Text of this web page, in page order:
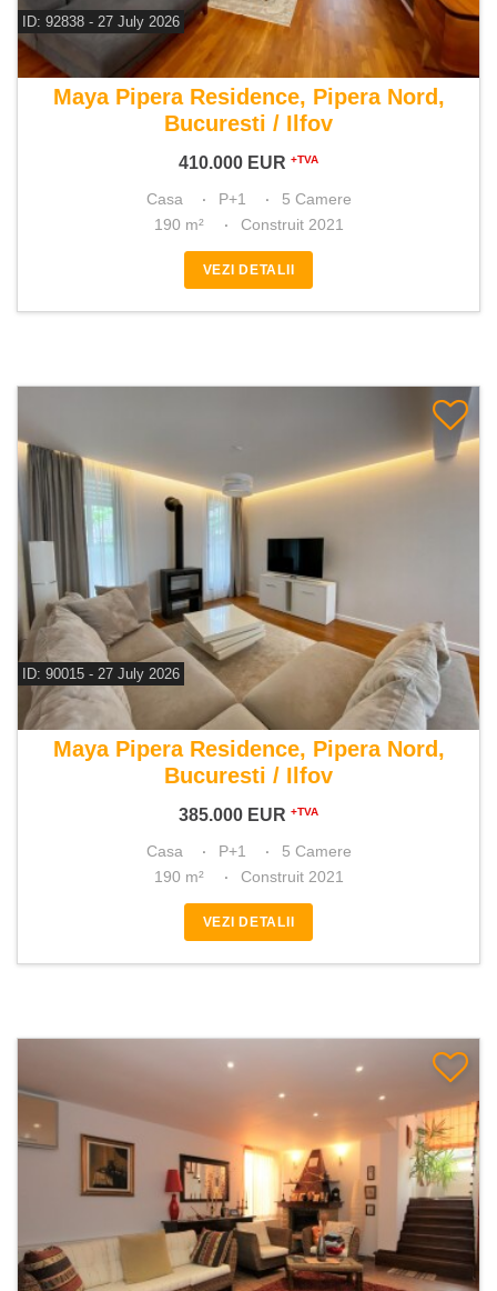
ID: 92838 - 27 July 2026
De vanzare casa 5 camere
Maya Pipera Residence, Pipera Nord,
Bucuresti / Ilfov
410.000 EUR +TVA
Casa P+1
5 Camere
190 m²
Construit 2021
VEZI DETALII
ID: 90015 - 27 July 2026
De vanzare casa 5 camere
Maya Pipera Residence, Pipera Nord,
Bucuresti / Ilfov
385.000 EUR +TVA
Casa P+1
5 Camere
190 m²
Construit 2021
VEZI DETALII